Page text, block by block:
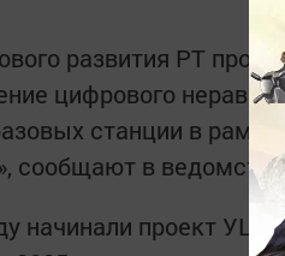
развития РТ
цифрового
станции в
сообщают в
начинали проект